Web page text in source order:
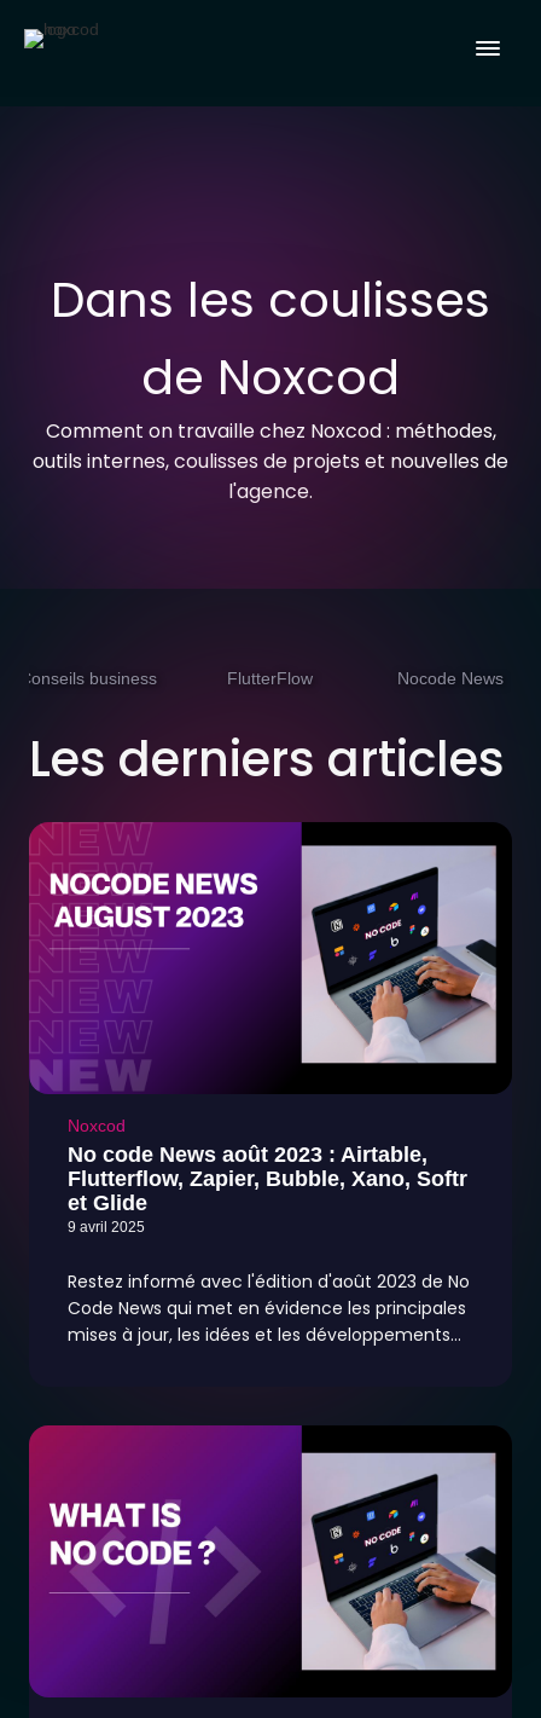
Dans les coulisses
de Noxcod
Comment on travaille chez Noxcod : méthodes,
outils internes, coulisses de projets et nouvelles de
l'agence.
Conseils business FlutterFlow Nocode News
Les derniers articles
Noxcod
No code News août 2023 : Airtable,
Flutterflow, Zapier, Bubble, Xano, Softr
et Glide
9 avril 2025
Restez informé avec l'édition d'août 2023 de No
Code News qui met en évidence les principales
mises à jour, les idées et les développements